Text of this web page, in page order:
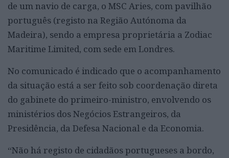
de um navio de carga, o MSC Aries, com pavilhão
português (registo na Região Autónoma da
Madeira), sendo a empresa proprietária a Zodiac
Maritime Limited, com sede em Londres.
No comunicado é indicado que o acompanhamento
da situação está a ser feito sob coordenação direta
do gabinete do primeiro-ministro, envolvendo os
ministérios dos Negócios Estrangeiros, da
Presidência, da Defesa Nacional e da Economia.
“Não há registo de cidadãos portugueses a bordo,